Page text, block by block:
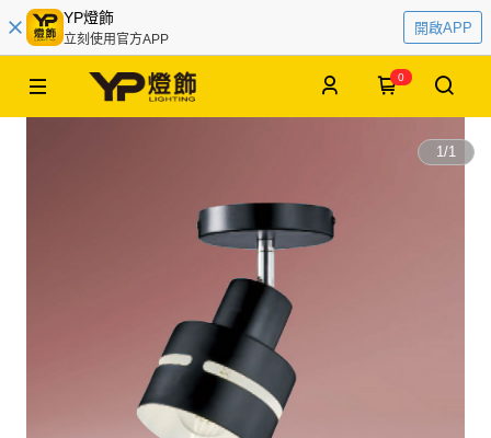
YP燈飾
立刻使用官方APP
開啟APP
0
1/1